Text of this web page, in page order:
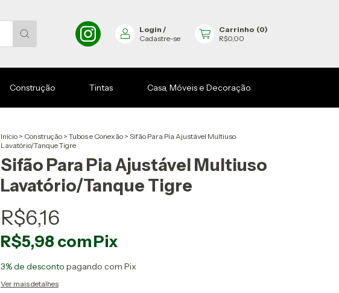
Login /
Cadastre-se
Carrinho (0)
R$0,00
Construção Tintas Casa, Móveis e Decoração
Início > Construção > Tubos e Conexão > Sifão Para Pia Ajustável Multiuso
Lavatório/Tanque Tigre
Sifão Para Pia Ajustável Multiuso
Lavatório/Tanque Tigre
R$6,16
R$5,98 comPix
3% de desconto pagando com Pix
Ver mais detalhes